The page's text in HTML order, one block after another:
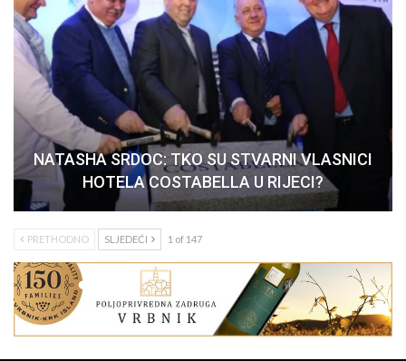
NATASHA SRDOC: TKO SU STVARNI VLASNICI
HOTELA COSTABELLA U RIJECI?
PRETHODNO SLJEDEĆI 1 of 147